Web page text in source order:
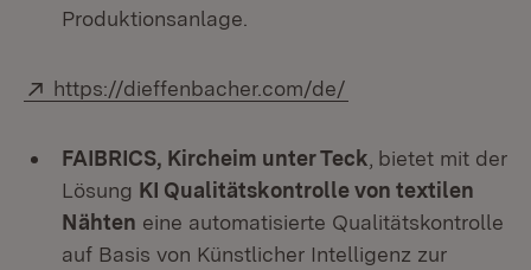
Produktionsanlage.
Extern:
https://dieffenbacher.com/de/
FAIBRICS, Kircheim unter Teck bietet mit der
Lösung KI Qualitätskontrolle von textilen
Nähten eine automatisierte Qualitätskontrolle
auf Basis von Künstlicher Intelligenz zur